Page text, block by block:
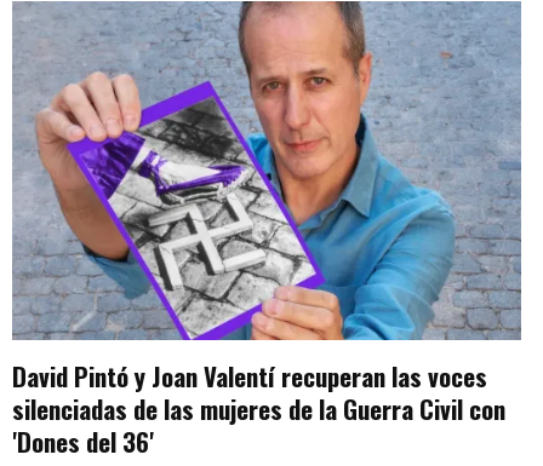
David Pintó y Joan Valentí recuperan las voces
silenciadas de las mujeres de la Guerra Civil con
'Dones del 36'